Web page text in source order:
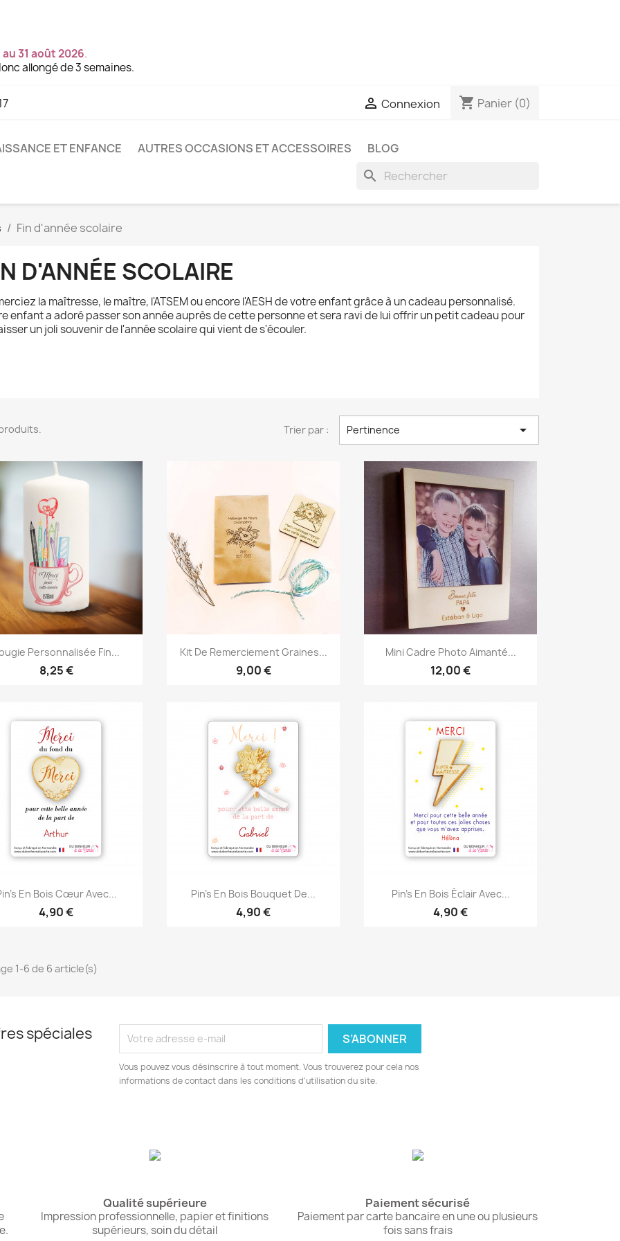
31 août 2026.
allongé de 3 semaines.
 Connexion shopping_cart Panier (0)
ET ENFANCE AUTRES OCCASIONS ET ACCESSOIRES BLOG
search
Fin d'année scolaire
D'ANNÉE SCOLAIRE
la maîtresse, le maître, l'ATSEM ou encore l'AESH de votre enfant grâce à un cadeau personnalisé.
enfant a adoré passer son année auprès de cette personne et sera ravi de lui offrir un petit cadeau pour
un joli souvenir de l'année scolaire qui vient de s'écouler.
Trier par : Pertinence 
 Aperçu rapide
Personnalisée Fin...
8,25 €
Aperçu rapide
Kit De Remerciement Graines...
9,00 €
Aperçu rapide
Mini Cadre Photo Aimanté...
12,00 €
Aperçu rapide
En Bois Cœur Avec...
4,90 €
Aperçu rapide
Pin's En Bois Bouquet De...
4,90 €
Aperçu rapide
Pin's En Bois Éclair Avec...
4,90 €
1-6 de 6 article(s)
spéciales
Vous pouvez vous désinscrire à tout moment. Vous trouverez pour cela nos
informations de contact dans les conditions d'utilisation du site.
Qualité supérieure
Impression professionnelle, papier et finitions
supérieurs, soin du détail
Paiement sécurisé
Paiement par carte bancaire en une ou plusieurs
fois sans frais